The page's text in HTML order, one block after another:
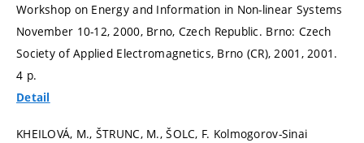
Workshop on Energy and Information in Non-linear Systems
November 10-12, 2000, Brno, Czech Republic. Brno: Czech
Society of Applied Electromagnetics, Brno (CR), 2001, 2001.
4 p.
Detail
KHEILOVÁ, M., ŠTRUNC, M., ŠOLC, F. Kolmogorov-Sinai